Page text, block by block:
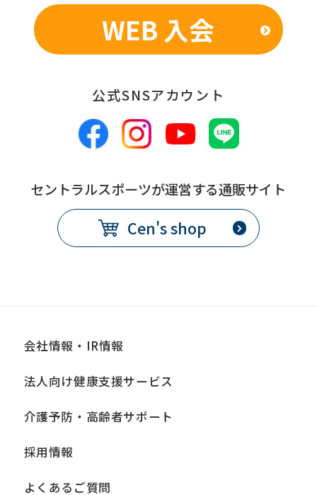
WEB 入会
公式SNSアカウント
セントラルスポーツが運営する通販サイト
Cen's shop
会社情報・IR情報
法人向け健康支援サービス
介護予防・高齢者サポート
採用情報
よくあるご質問